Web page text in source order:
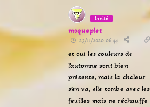
Invité
moqueplet
23/11/2020 06:44
et oui les couleurs de
l’automne sont bien
présente, mais la chaleur
s’en va, elle tombe avec les
feuilles mais ne réchauffe